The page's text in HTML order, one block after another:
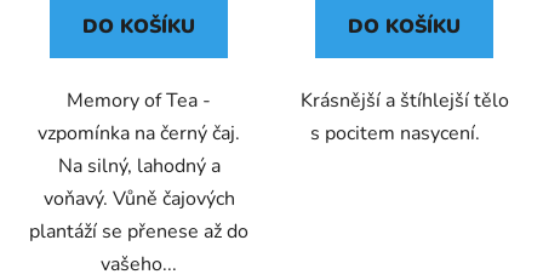
DO KOŠÍKU
Memory of Tea -
vzpomínka na černý čaj.
Na silný, lahodný a
voňavý. Vůně čajových
plantáží se přenese až do
vašeho...
DO KOŠÍKU
Krásnější a štíhlejší tělo
s pocitem nasycení.